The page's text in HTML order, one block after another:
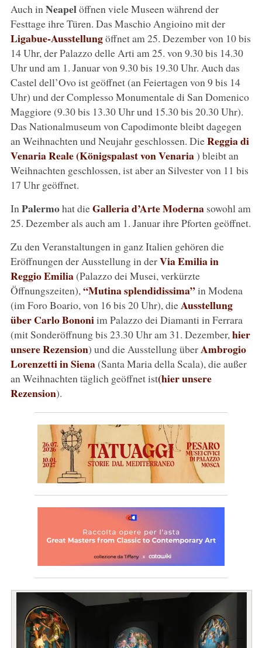
Auch in Neapelöffnen viele Museen während der
Festtage ihre Türen. Das Maschio Angioino mit der
Ligabue-Ausstellungöffnet am 25. Dezember von 10 bis
14 Uhr, der Palazzo delle Arti am 25. von 9.30 bis 14.30
Uhr und am 1. Januar von 9.30 bis 19.30 Uhr. Auch das
Castel dell’Ovo ist geöffnet (an Feiertagen von 9 bis 14
Uhr) und der Complesso Monumentale di San Domenico
Maggiore (9.30 bis 13.30 Uhr und 15.30 bis 20.30 Uhr).
Das Nationalmuseum von Capodimonte bleibt dagegen
an Weihnachten und Neujahr geschlossen. DieReggia di
Venaria Reale (Königspalast von Venaria) bleibt an
Weihnachten geschlossen, ist aber an Silvester von 11 bis
17 Uhr geöffnet.
In Palermohat dieGalleria d’Arte Modernasowohl am
25. Dezember als auch am 1. Januar ihre Pforten geöffnet.
Zu den Veranstaltungen in ganz Italien gehören die
Eröffnungen der Ausstellung in derVia Emilia in
Reggio Emilia(Palazzo dei Musei, verkürzte
Öffnungszeiten), “Mutina splendidissima”in Modena
(im Foro Boario, von 16 bis 20 Uhr), dieAusstellung
über Carlo Bononiim Palazzo dei Diamanti in Ferrara
(mit Sonderöffnung bis 23.30 Uhr am 31. Dezember, hier
unsere Rezension) und die Ausstellung überAmbrogio
Lorenzetti in Siena(Santa Maria della Scala), die außer
an Weihnachten täglich geöffnet ist(hier unsere
Rezension).